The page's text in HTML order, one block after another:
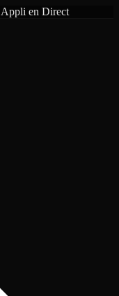
Appli en Direct